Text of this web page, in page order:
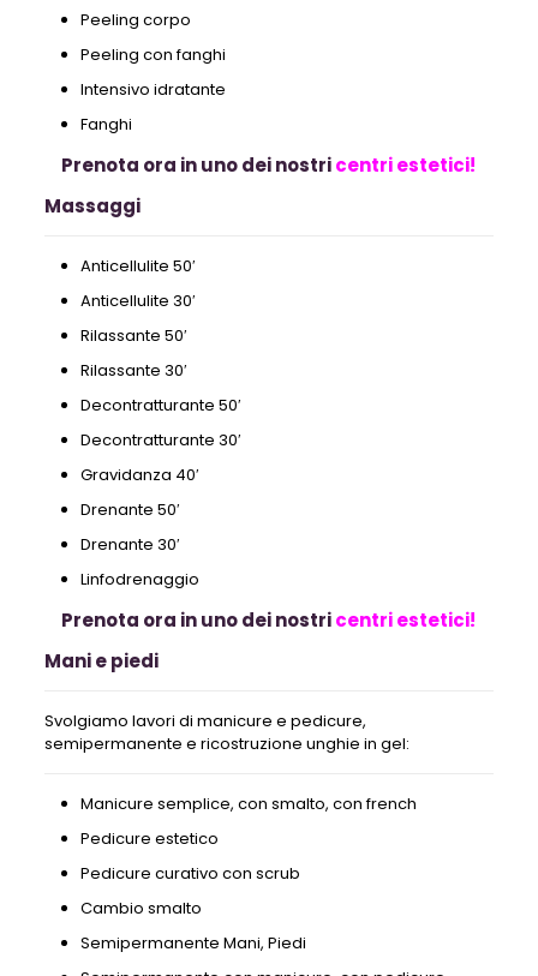
Peeling corpo
Peeling con fanghi
Intensivo idratante
Fanghi
Prenota ora in uno dei nostricentri estetici!
Massaggi
Anticellulite 50′
Anticellulite 30′
Rilassante 50′
Rilassante 30′
Decontratturante 50′
Decontratturante 30′
Gravidanza 40′
Drenante 50′
Drenante 30′
Linfodrenaggio
Prenota ora in uno dei nostricentri estetici!
Mani e piedi
Svolgiamo lavori di manicure e pedicure,
semipermanente e ricostruzione unghie in gel:
Manicure semplice, con smalto, con french
Pedicure estetico
Pedicure curativo con scrub
Cambio smalto
Semipermanente Mani, Piedi